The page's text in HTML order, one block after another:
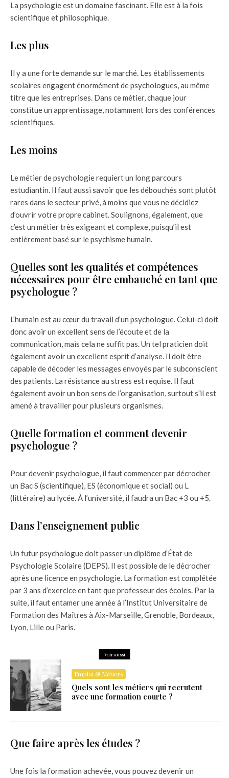
La psychologie est un domaine fascinant. Elle est à la fois
scientifique et philosophique.
Les plus
Il y a une forte demande sur le marché. Les établissements
scolaires engagent énormément de psychologues, au même
titre que les entreprises. Dans ce métier, chaque jour
constitue un apprentissage, notamment lors des conférences
scientifiques.
Les moins
Le métier de psychologie requiert un long parcours
estudiantin. Il faut aussi savoir que les débouchés sont plutôt
rares dans le secteur privé, à moins que vous ne décidiez
d’ouvrir votre propre cabinet. Soulignons, également, que
c’est un métier très exigeant et complexe, puisqu’il est
entièrement basé sur le psychisme humain.
Quelles sont les qualités et compétences
nécessaires pour être embauché en tant que
psychologue ?
L’humain est au cœur du travail d’un psychologue. Celui-ci doit
donc avoir un excellent sens de l’écoute et de la
communication, mais cela ne suffit pas. Un tel praticien doit
également avoir un excellent esprit d’analyse. Il doit être
capable de décoder les messages envoyés par le subconscient
des patients. La résistance au stress est requise. Il faut
également avoir un bon sens de l’organisation, surtout s’il est
amené à travailler pour plusieurs organismes.
Quelle formation et comment devenir
psychologue ?
Pour devenir psychologue, il faut commencer par décrocher
un Bac S (scientifique), ES (économique et social) ou L
(littéraire) au lycée. À l’université, il faudra un Bac +3 ou +5.
Dans l’enseignement public
Un futur psychologue doit passer un diplôme d’État de
Psychologie Scolaire (DEPS). Il est possible de le décrocher
après une licence en psychologie. La formation est complétée
par 3 ans d’exercice en tant que professeur des écoles. Par la
suite, il faut entamer une année à l’Institut Universitaire de
Formation des Maîtres à Aix-Marseille, Grenoble, Bordeaux,
Lyon, Lille ou Paris.
Voir aussi
Emploi & Métiers
Quels sont les métiers qui recrutent
avec une formation courte ?
Que faire après les études ?
Une fois la formation achevée, vous pouvez devenir un